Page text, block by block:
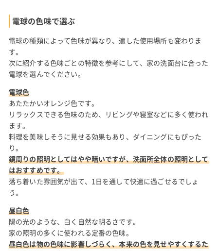
電球の色味で選ぶ
電球の種類によって色味が異なり、適した使用場所も変わりま
す。
次に紹介する色味ごとの特徴を参考にして、家の洗面台に合った
電球を選んでください。
電球色
あたたかいオレンジ色です。
リラックスできる色味のため、リビングや寝室などに多く使われ
ます。
料理を美味しそうに見せる効果もあり、ダイニングにもぴった
り。
鏡周りの照明としてはやや暗いですが、洗面所全体の照明として
はおすすめです。
落ち着いた雰囲気が出て、1日を通して快適に過ごせるでしょ
う。
昼白色
陽の光のような、白く自然な明るさです。
家の照明の多くに使われる定番の色味。
昼白色は物の色味に影響しづらく、本来の色を見せやすくするた